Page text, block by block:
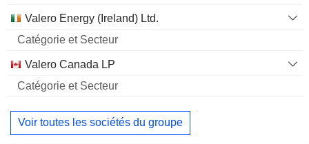
Valero Energy (Ireland) Ltd.
Valero Canada LP
Voir toutes les sociétés du groupe